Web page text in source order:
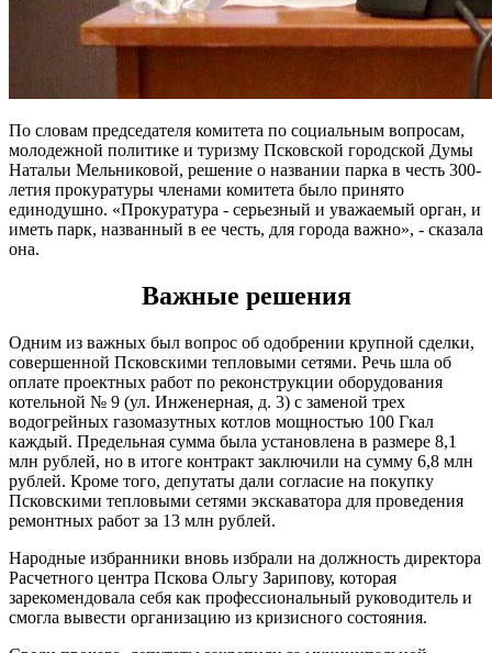
По словам председателя комитета по социальным вопросам,
молодежной политике и туризму Псковской городской Думы
Натальи Мельниковой, решение о названии парка в честь 300-
летия прокуратуры членами комитета было принято
единодушно. «Прокуратура - серьезный и уважаемый орган, и
иметь парк, названный в ее честь, для города важно», - сказала
она.
Важные решения
Одним из важных был вопрос об одобрении крупной сделки,
совершенной Псковскими тепловыми сетями. Речь шла об
оплате проектных работ по реконструкции оборудования
котельной № 9 (ул. Инженерная, д. 3) с заменой трех
водогрейных газомазутных котлов мощностью 100 Гкал
каждый. Предельная сумма была установлена в размере 8,1
млн рублей, но в итоге контракт заключили на сумму 6,8 млн
рублей. Кроме того, депутаты дали согласие на покупку
Псковскими тепловыми сетями экскаватора для проведения
ремонтных работ за 13 млн рублей.
Народные избранники вновь избрали на должность директора
Расчетного центра Пскова Ольгу Зарипову, которая
зарекомендовала себя как профессиональный руководитель и
смогла вывести организацию из кризисного состояния.